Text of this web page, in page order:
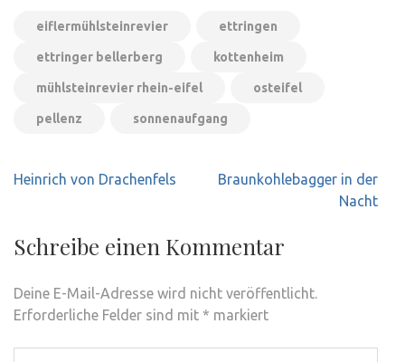
eiflermühlsteinrevier ettringen
ettringer bellerberg kottenheim
mühlsteinrevier rhein-eifel osteifel
pellenz sonnenaufgang
Beitragsnavigation
Heinrich von Drachenfels
Braunkohlebagger in der
Nacht
Schreibe einen Kommentar
Deine E-Mail-Adresse wird nicht veröffentlicht.
Erforderliche Felder sind mit * markiert